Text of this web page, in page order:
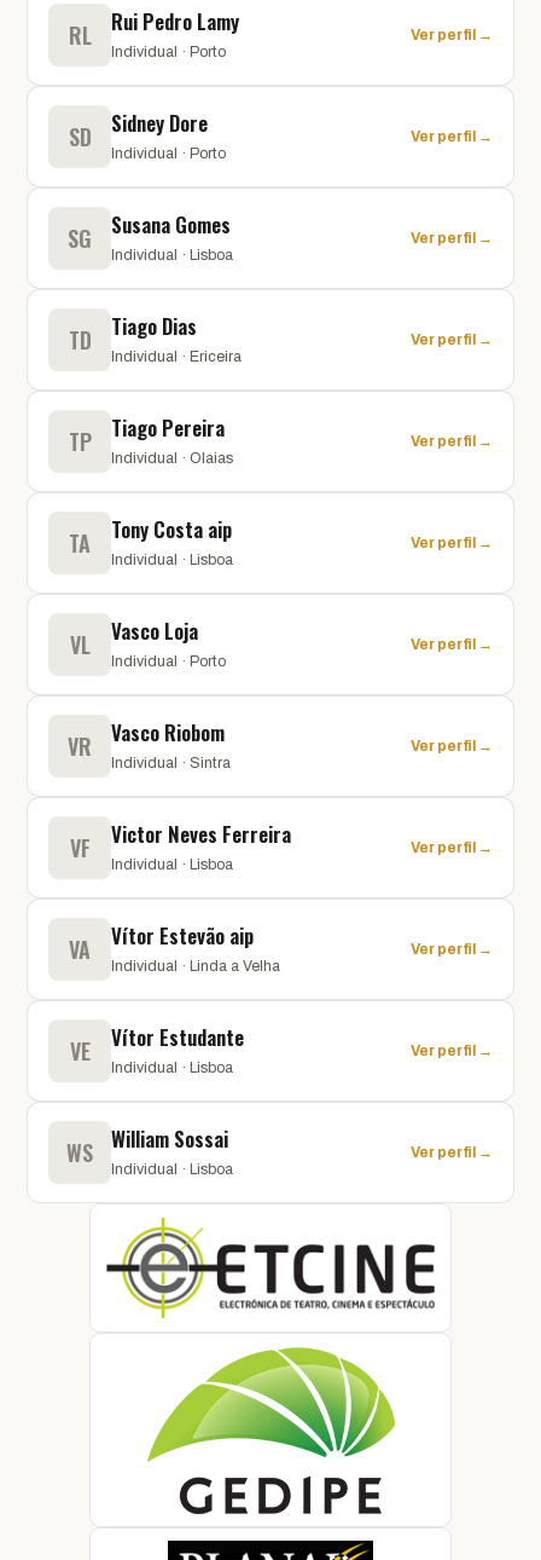
RL Rui Pedro Lamy
Individual · Porto
Ver perfil →
SD Sidney Dore
Individual · Porto
Ver perfil →
SG Susana Gomes
Individual · Lisboa
Ver perfil →
TD Tiago Dias
Individual · Ericeira
Ver perfil →
TP Tiago Pereira
Individual · Olaias
Ver perfil →
TA Tony Costa aip
Individual · Lisboa
Ver perfil →
VL Vasco Loja
Individual · Porto
Ver perfil →
VR Vasco Riobom
Individual · Sintra
Ver perfil →
VF Victor Neves Ferreira
Individual · Lisboa
Ver perfil →
VA Vítor Estevão aip
Individual · Linda a Velha
Ver perfil →
VE Vítor Estudante
Individual · Lisboa
Ver perfil →
WS William Sossai
Individual · Lisboa
Ver perfil →